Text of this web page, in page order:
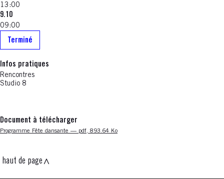
13:00
9.10
09:00
Terminé
Infos pratiques
Rencontres
Studio 8
Document à télécharger
Nouvelle fenêtre
Programme Fête dansante — pdf, 893.64 Ko
haut de page